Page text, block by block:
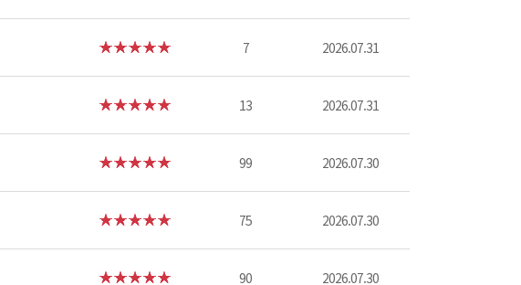
7 2026.07.31
13 2026.07.31
99 2026.07.30
75 2026.07.30
90 2026.07.30